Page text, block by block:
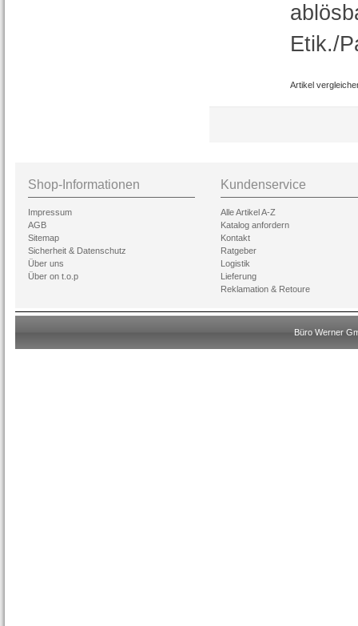
Etik./
Artikel
Shop-Informationen
Impressum
AGB
Sitemap
Sicherheit & Datenschutz
Über uns
Über on t.o.p
Kundenservice
Alle Artikel A-Z
Katalog anfordern
Kontakt
Ratgeber
Logistik
Lieferung
Reklamation & Retoure
Büro Werner